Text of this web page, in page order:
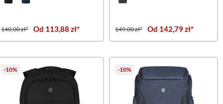
140,00 zł* Od 113,88 zł* 149,00 zł* Od 142,79 zł*
-10% -10%